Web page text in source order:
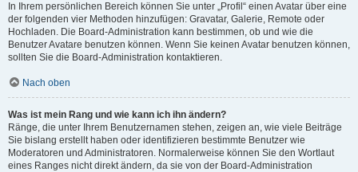
In Ihrem persönlichen Bereich können Sie unter „Profil“ einen Avatar über eine
der folgenden vier Methoden hinzufügen: Gravatar, Galerie, Remote oder
Hochladen. Die Board-Administration kann bestimmen, ob und wie die
Benutzer Avatare benutzen können. Wenn Sie keinen Avatar benutzen können,
sollten Sie die Board-Administration kontaktieren.
Nach oben
Was ist mein Rang und wie kann ich ihn ändern?
Ränge, die unter Ihrem Benutzernamen stehen, zeigen an, wie viele Beiträge
Sie bislang erstellt haben oder identifizieren bestimmte Benutzer wie
Moderatoren und Administratoren. Normalerweise können Sie den Wortlaut
eines Ranges nicht direkt ändern, da sie von der Board-Administration